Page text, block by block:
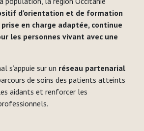
d’orientation et de formation
en charge adaptée, continue
les personnes vivant avec une
s’appuie sur un réseau partenarial
de soins des patients atteints
aidants et renforcer les